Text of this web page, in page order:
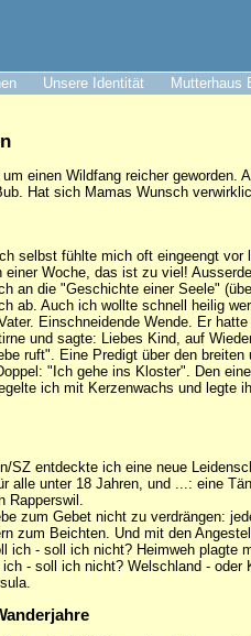
Unsere Identität Mutterhaus
einen Wildfang reicher geworden.
Hat sich Mamas Wunsch
selbst fühlte mich oft eingeengt vor
Woche, das ist zu viel!
an die "Geschichte einer Seele"
ab. Auch ich wollte schnell heilig
Einschneidende Wende. Er
und sagte: Liebes Kind, auf
ruft". Eine Predigt über den
"Ich gehe ins Kloster". Den
ich mit Kerzenwachs und legte
SZ entdeckte ich eine neue
alle unter 18 Jahren, und ...: eine
Rapperswil.
zum Gebet nicht zu verdrängen:
zum Beichten. Und mit den
ich - soll ich nicht? Heimweh plagte
- soll ich nicht? Welschland -